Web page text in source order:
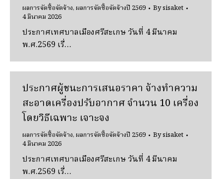
ผลการจัดซื้อจัดจ้าง,ผลการจัดซื้อจัดจ้างปี 2569 Bysisaket
4 มีนาคม 2026
ประกาศเทศบาลเมืองศรีสะเกษ วันที่ 4 มีนาคม
พ.ศ.2569 เรื่…
ประกาศผู้ชนะการเสนอราคา จ้างทําความ
สะอาดเครื่องปรับอากาศ จํานวน 10 เครื่อง
โดยวิธีเฉพาะ เจาะจง
ผลการจัดซื้อจัดจ้าง,ผลการจัดซื้อจัดจ้างปี 2569 Bysisaket
4 มีนาคม 2026
ประกาศเทศบาลเมืองศรีสะเกษ วันที่ 4 มีนาคม
พ.ศ.2569 เรื่…